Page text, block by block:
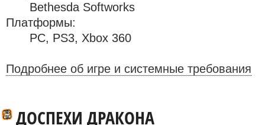
Bethesda Softworks
Платформы:
PC, PS3, Xbox 360
Подробнее об игре и системные требования
ДОСПЕХИ ДРАКОНА